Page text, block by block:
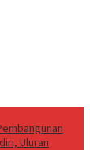
Uluran